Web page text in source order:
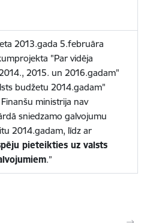
2013.gada 5.februāra
"Par vidēja
2015. un 2016.gadam"
budžetu 2014.gadam"
ministrija nav
sniedzamo galvojumu
2014.gadam, līdz ar
pieteikties uz valsts
.”